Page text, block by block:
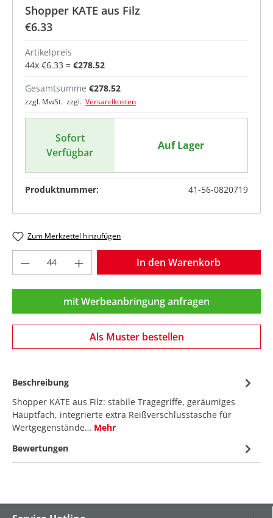
Shopper KATE aus Filz
€6.33
Artikelpreis
44x €6.33 = €278.52
Gesamtsumme €278.52
zzgl. MwSt. zzgl. Versandkosten
Sofort
Verfügbar
Auf Lager
Produktnummer: 41-56-0820719
Zum Merkzettel hinzufügen
Produkt Anzahl: Gib den gewünschten
In den Warenkorb
mit Werbeanbringung anfragen
Als Muster bestellen
Beschreibung
Shopper KATE aus Filz: stabile Tragegriffe, geräumiges
Hauptfach, integrierte extra Reißverschlusstasche für
Wertgegenstände… Mehr
Bewertungen